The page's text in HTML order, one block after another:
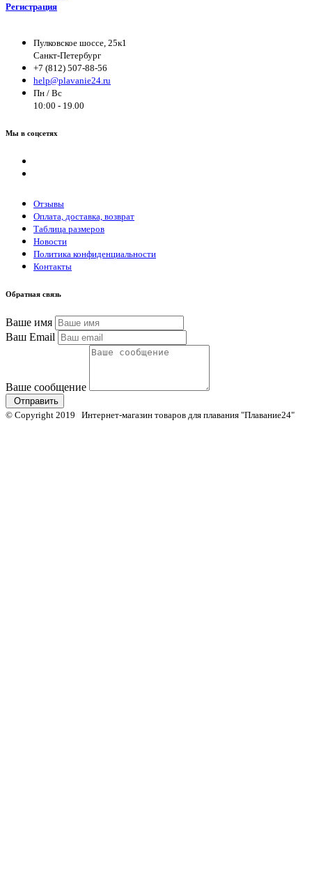
Регистрация
Пулковское шоссе, 25к1
Санкт-Петербург
+7 (812) 507-88-56
help@plavanie24.ru
Пн / Вс
10:00 - 19.00
Мы в соцсетях
Отзывы
Оплата, доставка, возврат
Таблица размеров
Новости
Политика конфиденциальности
Контакты
Обратная связь
Ваше имя
Ваш Email
Ваше сообщение
Отправить
© Copyright 2019 Интернет-магазин товаров для плавания "Плавание24"